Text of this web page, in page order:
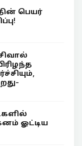
பெயர்
ஓட்டிய